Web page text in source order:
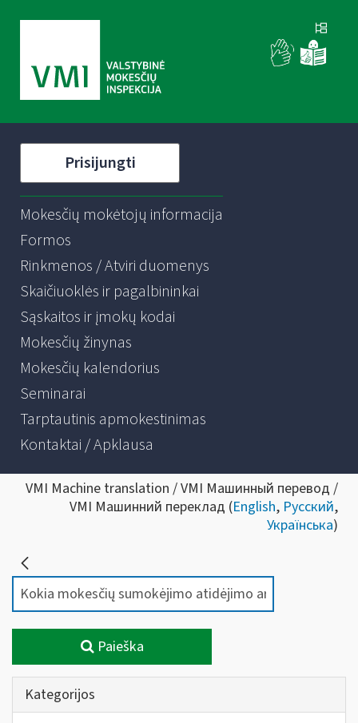
Prisijungti
Mokesčių mokėtojų informacija
Formos
Rinkmenos / Atviri duomenys
Skaičiuoklės ir pagalbininkai
Sąskaitos ir įmokų kodai
Mokesčių žinynas
Mokesčių kalendorius
Seminarai
Tarptautinis apmokestinimas
Kontaktai / Apklausa
VMI Machine translation / VMI Машинный перевод /
VMI Машинний переклад (English, Русский,
Українська)
Paieška
Kategorijos